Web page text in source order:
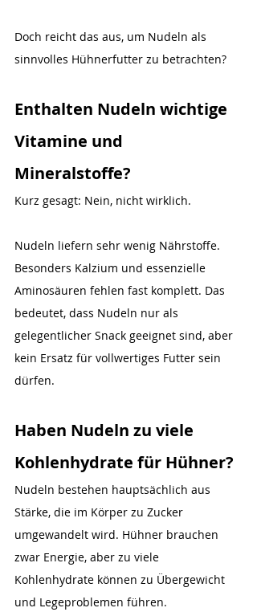
Doch reicht das aus, um Nudeln als
sinnvolles Hühnerfutter zu betrachten?
Enthalten Nudeln wichtige
Vitamine und
Mineralstoffe?
Kurz gesagt: Nein, nicht wirklich.
Nudeln liefern sehr wenig Nährstoffe.
Besonders Kalzium und essenzielle
Aminosäuren fehlen fast komplett. Das
bedeutet, dass Nudeln nur als
gelegentlicher Snack geeignet sind, aber
kein Ersatz für vollwertiges Futter sein
dürfen.
Haben Nudeln zu viele
Kohlenhydrate für Hühner?
Nudeln bestehen hauptsächlich aus
Stärke, die im Körper zu Zucker
umgewandelt wird. Hühner brauchen
zwar Energie, aber zu viele
Kohlenhydrate können zu Übergewicht
und Legeproblemen führen.